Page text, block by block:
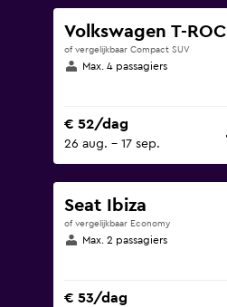
Volkswagen T-ROC
of vergelijkbaar Compact SUV
Max. 4 passagiers
€ 52/dag
26 aug. - 17 sep.
Seat Ibiza
of vergelijkbaar Economy
Max. 2 passagiers
€ 53/dag